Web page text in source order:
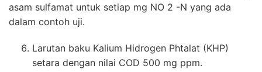
asam sulfamat untuk setiap mg NO 2 -N yang ada
dalam contoh uji.
Larutan baku Kalium Hidrogen Phtalat (KHP)
setara dengan nilai COD 500 mg ppm.